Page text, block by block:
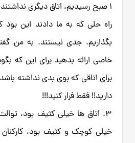
1 صبح رسیدیم، اتاق دیگری
راه حلی که به ما دادند این بود
بگذاریم. جدی نیستند. به من
خاصی ارائه بدهید برای این که
برای اتاقی که بوی بدی نداشته
دارید!! فقط فرار کنید!!!
3. اتاق ها خیلی کثیف بود،
خیلی کوچک و کثیف بود،